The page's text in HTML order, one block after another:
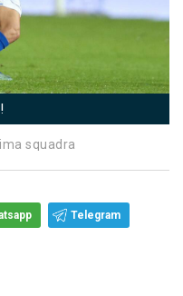
squadra
Telegram